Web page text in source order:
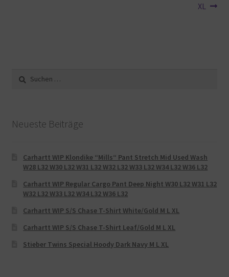
XL
nach:
Neueste Beiträge
Carhartt WIP Klondike “Mills“ Pant Stretch Mid Used Wash
W28 L32 W30 L32 W31 L32 W32 L32 W33 L32 W34 L32 W36 L32
Carhartt WIP Regular Cargo Pant Deep Night W30 L32 W31 L32
W32 L32 W33 L32 W34 L32 W36 L32
Carhartt WIP S/S Chase T-Shirt White/Gold M L XL
Carhartt WIP S/S Chase T-Shirt Leaf/Gold M L XL
Stieber Twins Special Hoody Dark Navy M L XL